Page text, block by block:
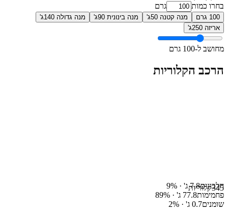
בחרו כמות
גרם
100 גרם מנה קטנה 50ג' מנה בינונית 90ג'
מנה גדולה 140ג'
אריזה 250ג'
מחושב ל-100 גרם
הרכב הקלוריות
345קלוריותחלבונים7.8ג' · 9%
פחמימות77.8 ג' · 89%
שומנים0.7 ג' · 2%